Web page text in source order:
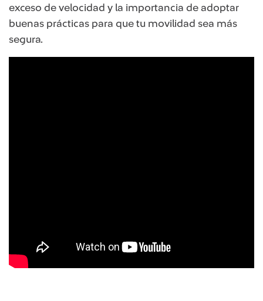
exceso de velocidad y la importancia de adoptar
buenas prácticas para que tu movilidad sea más
segura.